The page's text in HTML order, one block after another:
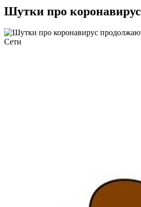
Шутки про коронавирус